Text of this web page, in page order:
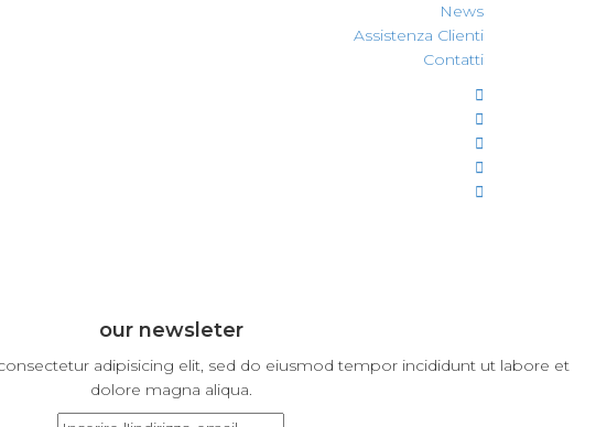
News
Assistenza Clienti
Contatti
our newsleter
adipisicing elit, sed do eiusmod tempor incididunt ut labore et
dolore magna aliqua.